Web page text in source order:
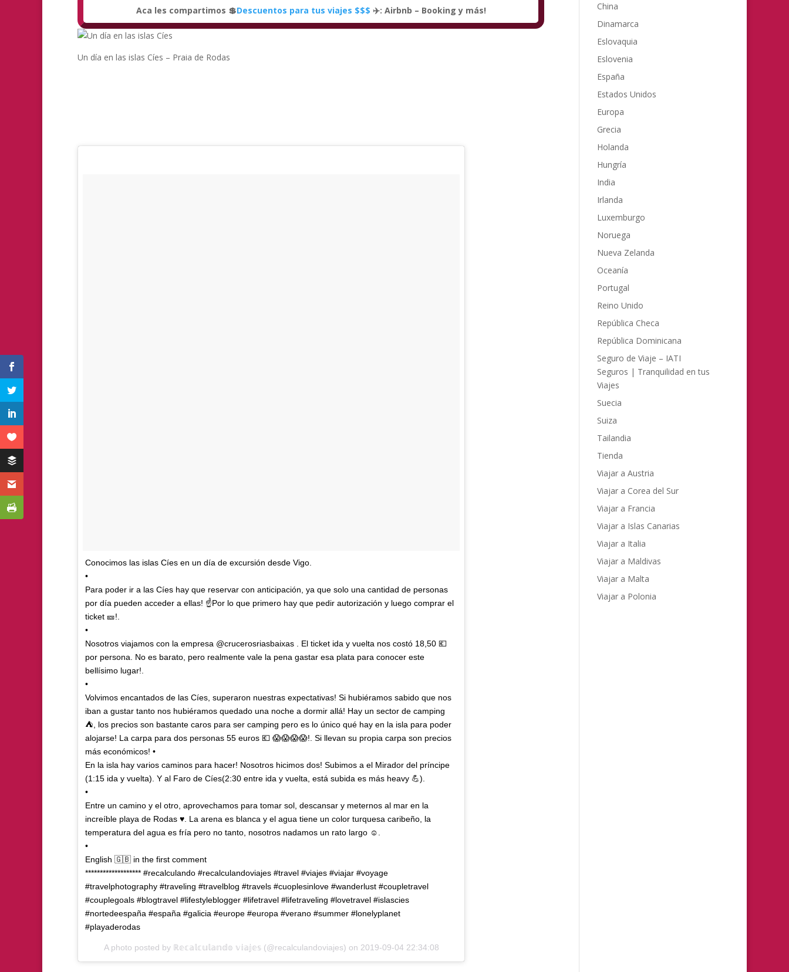
Aca les compartimos 💲Descuentos para tus viajes $$$ ✈️: Airbnb – Booking y más!
Un día en las islas Cíes – Praia de Rodas
Conocimos las islas Cíes en un día de excursión desde Vigo.
•
Para poder ir a las Cíes hay que reservar con anticipación, ya que solo una cantidad de personas
por día pueden acceder a ellas! ☝️Por lo que primero hay que pedir autorización y luego comprar el
ticket 🎫!.
•
Nosotros viajamos con la empresa @crucerosriasbaixas . El ticket ida y vuelta nos costó 18,50 💶
por persona. No es barato, pero realmente vale la pena gastar esa plata para conocer este
bellísimo lugar!.
•
Volvimos encantados de las Cíes, superaron nuestras expectativas! Si hubiéramos sabido que nos
iban a gustar tanto nos hubiéramos quedado una noche a dormir allá! Hay un sector de camping
⛺️, los precios son bastante caros para ser camping pero es lo único qué hay en la isla para poder
alojarse! La carpa para dos personas 55 euros 💶 😱😱😱😱!. Si llevan su propia carpa son precios
más económicos! •
En la isla hay varios caminos para hacer! Nosotros hicimos dos! Subimos a el Mirador del príncipe
(1:15 ida y vuelta). Y al Faro de Cíes(2:30 entre ida y vuelta, está subida es más heavy 💪).
•
Entre un camino y el otro, aprovechamos para tomar sol, descansar y meternos al mar en la
increíble playa de Rodas ♥️. La arena es blanca y el agua tiene un color turquesa caribeño, la
temperatura del agua es fría pero no tanto, nosotros nadamos un rato largo ☺️.
•
English 🇬🇧 in the first comment
******************* #recalculando #recalculandoviajes #travel #viajes #viajar #voyage
#travelphotography #traveling #travelblog #travels #cuoplesinlove #wanderlust #coupletravel
#couplegoals #blogtravel #lifestyleblogger #lifetravel #lifetraveling #lovetravel #islascies
#nortedeespaña #españa #galicia #europe #europa #verano #summer #lonelyplanet
#playaderodas
A photo posted by ℝ𝕖𝕔𝕒𝕝𝕔𝕦𝕝𝕒𝕟𝕕𝕠 𝕧𝕚𝕒𝕛𝕖𝕤 (@recalculandoviajes) on 2019-09-04 22:34:08
China
Dinamarca
Eslovaquia
Eslovenia
España
Estados Unidos
Europa
Grecia
Holanda
Hungría
India
Irlanda
Luxemburgo
Noruega
Nueva Zelanda
Oceanía
Portugal
Reino Unido
República Checa
República Dominicana
Seguro de Viaje – IATI
Seguros | Tranquilidad en tus
Viajes
Suecia
Suiza
Tailandia
Tienda
Viajar a Austria
Viajar a Corea del Sur
Viajar a Francia
Viajar a Islas Canarias
Viajar a Italia
Viajar a Maldivas
Viajar a Malta
Viajar a Polonia